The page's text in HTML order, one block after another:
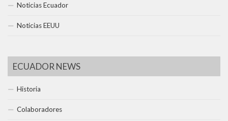
Noticias Ecuador
Noticias EEUU
ECUADOR NEWS
Historia
Colaboradores